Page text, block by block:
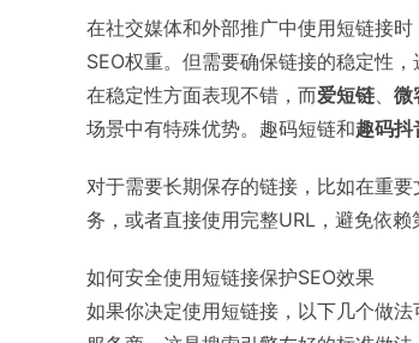
在社交媒体和外部推广中使用短链接
SEO权重。但需要确保链接的稳定性，
在稳定性方面表现不错，而爱短链、 微
场景中有特殊优势。趣码短链和趣码抖
对于需要长期保存的链接，比如在重
务，或者直接使用完整URL，避免依赖
如何安全使用短链接保护SEO效果
如果你决定使用短链接，以下几个做